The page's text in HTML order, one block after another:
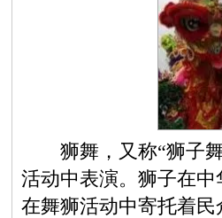
狮舞，又称“狮子舞”
活动中表演。狮子在
在舞狮活动中寄托着